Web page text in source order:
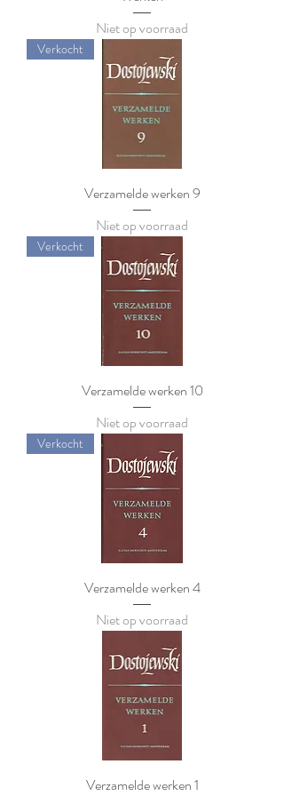
Niet op voorraad
Verkocht
Verzamelde werken 9
Niet op voorraad
Verkocht
Verzamelde werken 10
Niet op voorraad
Verkocht
Verzamelde werken 4
Niet op voorraad
Verzamelde werken 1